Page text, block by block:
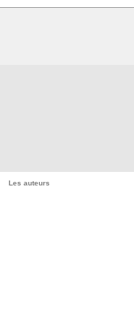
Les auteurs